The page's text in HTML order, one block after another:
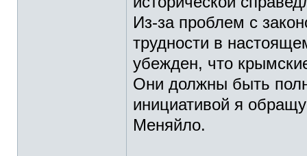
Из-за проблем с
трудности в
убежден, что
Они должны быть
инициативой я
Меняйло.